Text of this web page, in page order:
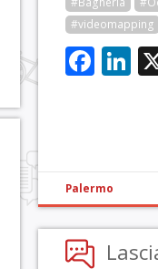
#videomapping
Palermo